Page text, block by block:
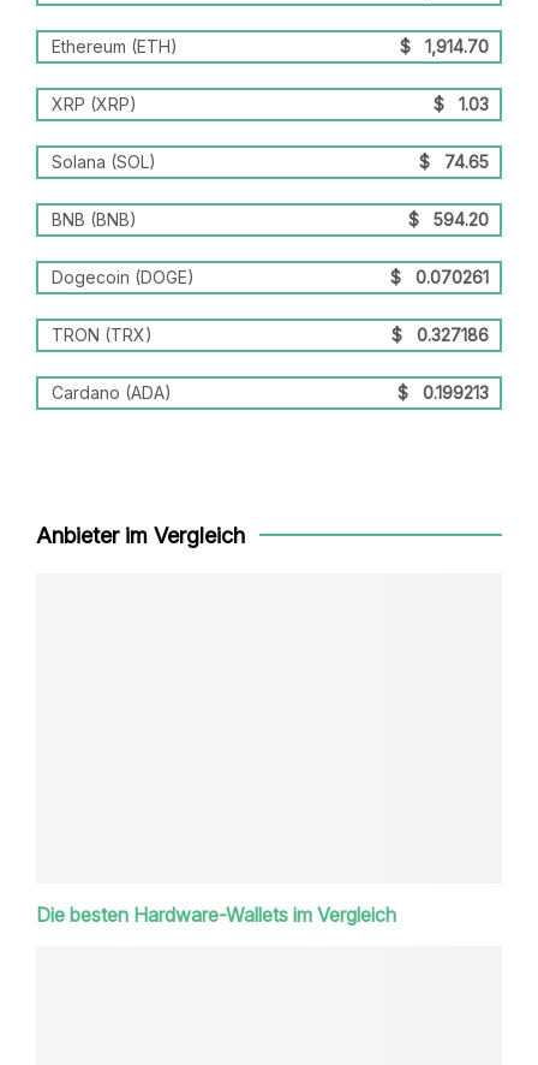
Ethereum (ETH) $ 1,914.70
XRP (XRP) $ 1.03
Solana (SOL) $ 74.65
BNB (BNB) $ 594.20
Dogecoin (DOGE) $ 0.070261
TRON (TRX) $ 0.327186
Cardano (ADA) $ 0.199213
Anbieter im Vergleich
Die besten Hardware-Wallets im Vergleich